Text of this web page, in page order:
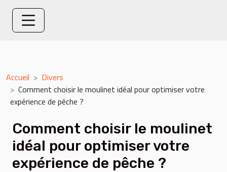
Accueil
Divers
Comment choisir le moulinet idéal pour optimiser votre
expérience de pêche ?
Comment choisir le moulinet
idéal pour optimiser votre
expérience de pêche ?